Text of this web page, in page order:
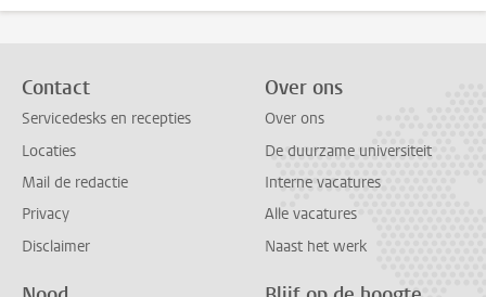
Contact
Servicedesks en recepties
Locaties
Mail de redactie
Privacy
Disclaimer
Over ons
Over ons
De duurzame universiteit
Interne vacatures
Alle vacatures
Naast het werk